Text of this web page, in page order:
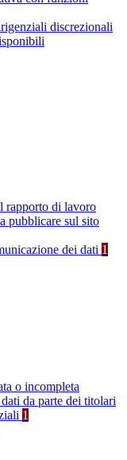
discrezionali
rapporto di lavoro
pubblicare sul sito
dei dati 1
o incompleta
da parte dei titolari
1